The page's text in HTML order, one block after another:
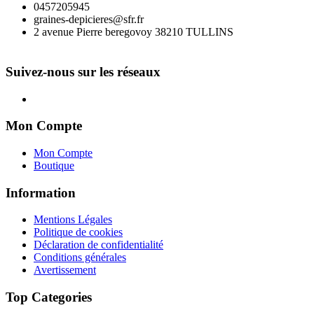
0457205945
graines-depicieres@sfr.fr
2 avenue Pierre beregovoy 38210 TULLINS
Suivez-nous sur les réseaux
Mon Compte
Mon Compte
Boutique
Information
Mentions Légales
Politique de cookies
Déclaration de confidentialité
Conditions générales
Avertissement
Top Categories